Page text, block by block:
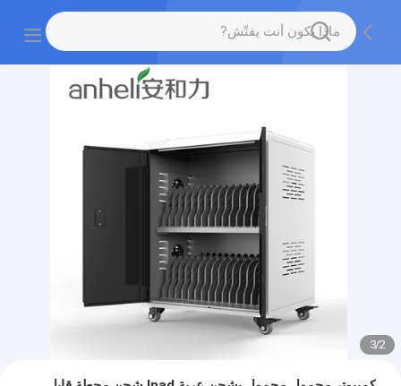
2
/
3